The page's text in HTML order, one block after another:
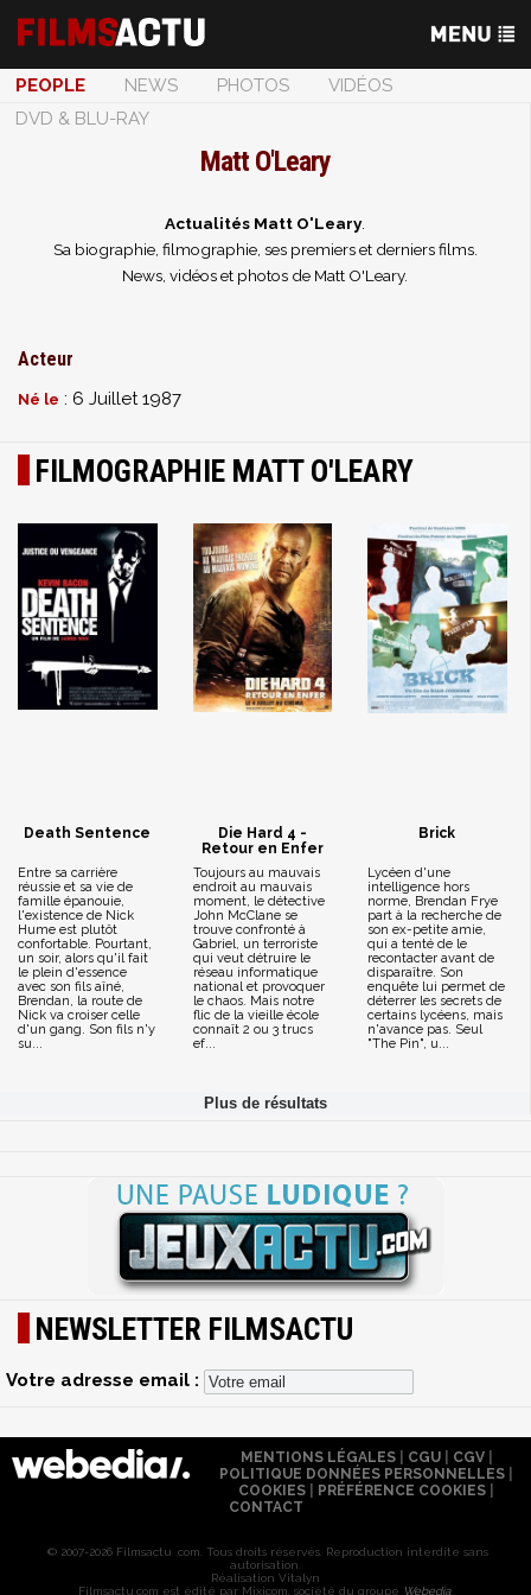
PEOPLE NEWS PHOTOS
VIDÉOS
DVD & BLU-RAY
Matt O'Leary
Actualités Matt O'Leary.
Sa biographie, filmographie, ses premiers et derniers films.
News, vidéos et photos de Matt O'Leary.
Acteur
Né le : 6 Juillet 1987
FILMOGRAPHIE MATT O'LEARY
Death Sentence
Entre sa carrière
réussie et sa vie de
famille épanouie,
l'existence de Nick
Hume est plutôt
confortable. Pourtant,
un soir, alors qu'il fait
le plein d'essence
avec son fils aîné,
Brendan, la route de
Nick va croiser celle
d'un gang. Son fils n'y
su...
Die Hard 4 -
Retour en Enfer
Toujours au mauvais
endroit au mauvais
moment, le détective
John McClane se
trouve confronté à
Gabriel, un terroriste
qui veut détruire le
réseau informatique
national et provoquer
le chaos. Mais notre
flic de la vieille école
connaît 2 ou 3 trucs
ef...
Brick
Lycéen d'une
intelligence hors
norme, Brendan Frye
part à la recherche de
son ex-petite amie,
qui a tenté de le
recontacter avant de
disparaître. Son
enquête lui permet de
déterrer les secrets de
certains lycéens, mais
n'avance pas. Seul
"The Pin", u...
NEWSLETTER FILMSACTU
Votre adresse email :
MENTIONS LÉGALES| CGU| CGV|
POLITIQUE DONNÉES PERSONNELLES
COOKIES
PRÉFÉRENCE COOKIES
CONTACT
© 2007-2026 Filmsactu .com. Tous droits réservés. Reproduction interdite sans
autorisation.
Réalisation Vitalyn
Filmsactu .com est édité par Mixicom, société du groupe Webedia.